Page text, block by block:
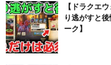
【ドラクエ
り逃がすと
ーク】